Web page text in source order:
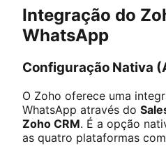
Integração do
WhatsApp
Configuração Nativa
O Zoho oferece uma
WhatsApp através do
Zoho CRM. É a opção
as quatro plataformas